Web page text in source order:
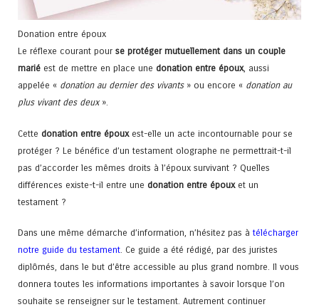
Donation entre époux
Le réflexe courant pour se protéger mutuellement dans un couple
marié est de mettre en place une donation entre époux, aussi
appelée « donation au dernier des vivants» ou encore « donation au
plus vivant des deux».
Cette donation entre épouxest-elle un acte incontournable pour se
protéger ? Le bénéfice d’un testament olographe ne permettrait-t-il
pas d’accorder les mêmes droits à l’époux survivant ? Quelles
différences existe-t-il entre une donation entre épouxet un
testament ?
Dans une même démarche d’information, n’hésitez pas àtélécharger
notre guide du testament . Ce guide a été rédigé, par des juristes
diplômés, dans le but d’être accessible au plus grand nombre. Il vous
donnera toutes les informations importantes à savoir lorsque l’on
souhaite se renseigner sur le testament. Autrement continuer